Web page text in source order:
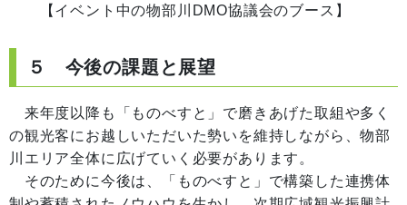
【イベント中の物部川DMO協議会のブース】
５ 今後の課題と展望
来年度以降も「ものべすと」で磨きあげた取組や多く
の観光客にお越しいただいた勢いを維持しながら、物部
川エリア全体に広げていく必要があります。
そのために今後は、「ものべすと」で構築した連携体